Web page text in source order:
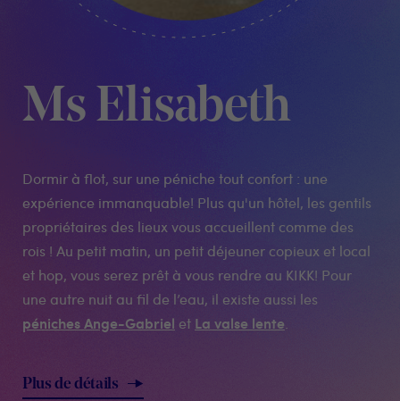
Ms Elisabeth
Dormir à flot, sur une péniche tout confort : une
expérience immanquable! Plus qu'un hôtel, les gentils
propriétaires des lieux vous accueillent comme des
rois ! Au petit matin, un petit déjeuner copieux et local
et hop, vous serez prêt à vous rendre au KIKK! Pour
une autre nuit au fil de l’eau, il existe aussi les
péniches Ange-Gabriel et La valse lente
Plus de détails